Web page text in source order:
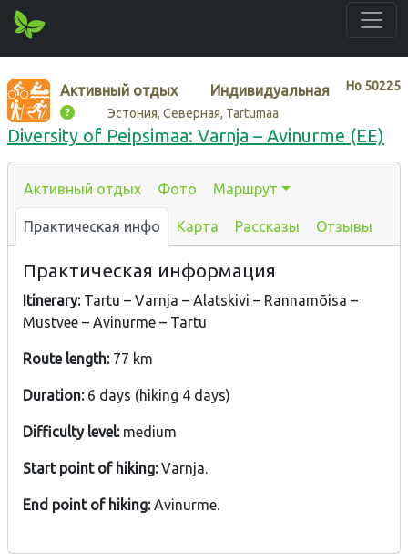
Нo 50225
Активный отдых Индивидуальная
Эстония, Северная, Tartumaa
Diversity of Peipsimaa: Varnja – Avinurme (EE)
Активный отдых Фото Маршрут
Практическая инфо Карта Рассказы Отзывы
Практическая информация
Itinerary: Tartu – Varnja – Alatskivi – Rannamõisa –
Mustvee – Avinurme – Tartu
Route length:77 km
Duration:6 days (hiking 4 days)
Difficulty level:medium
Start point of hiking:Varnja.
End point of hiking:Avinurme.